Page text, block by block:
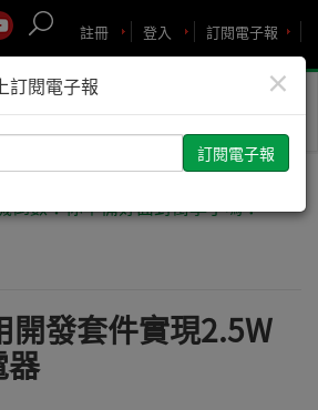
訂閱電子報
登入
註冊
Toggle
倒數！你準備好面對衝擊了嗎？
開發套件實現2.5W
器
×
訂閱電子報